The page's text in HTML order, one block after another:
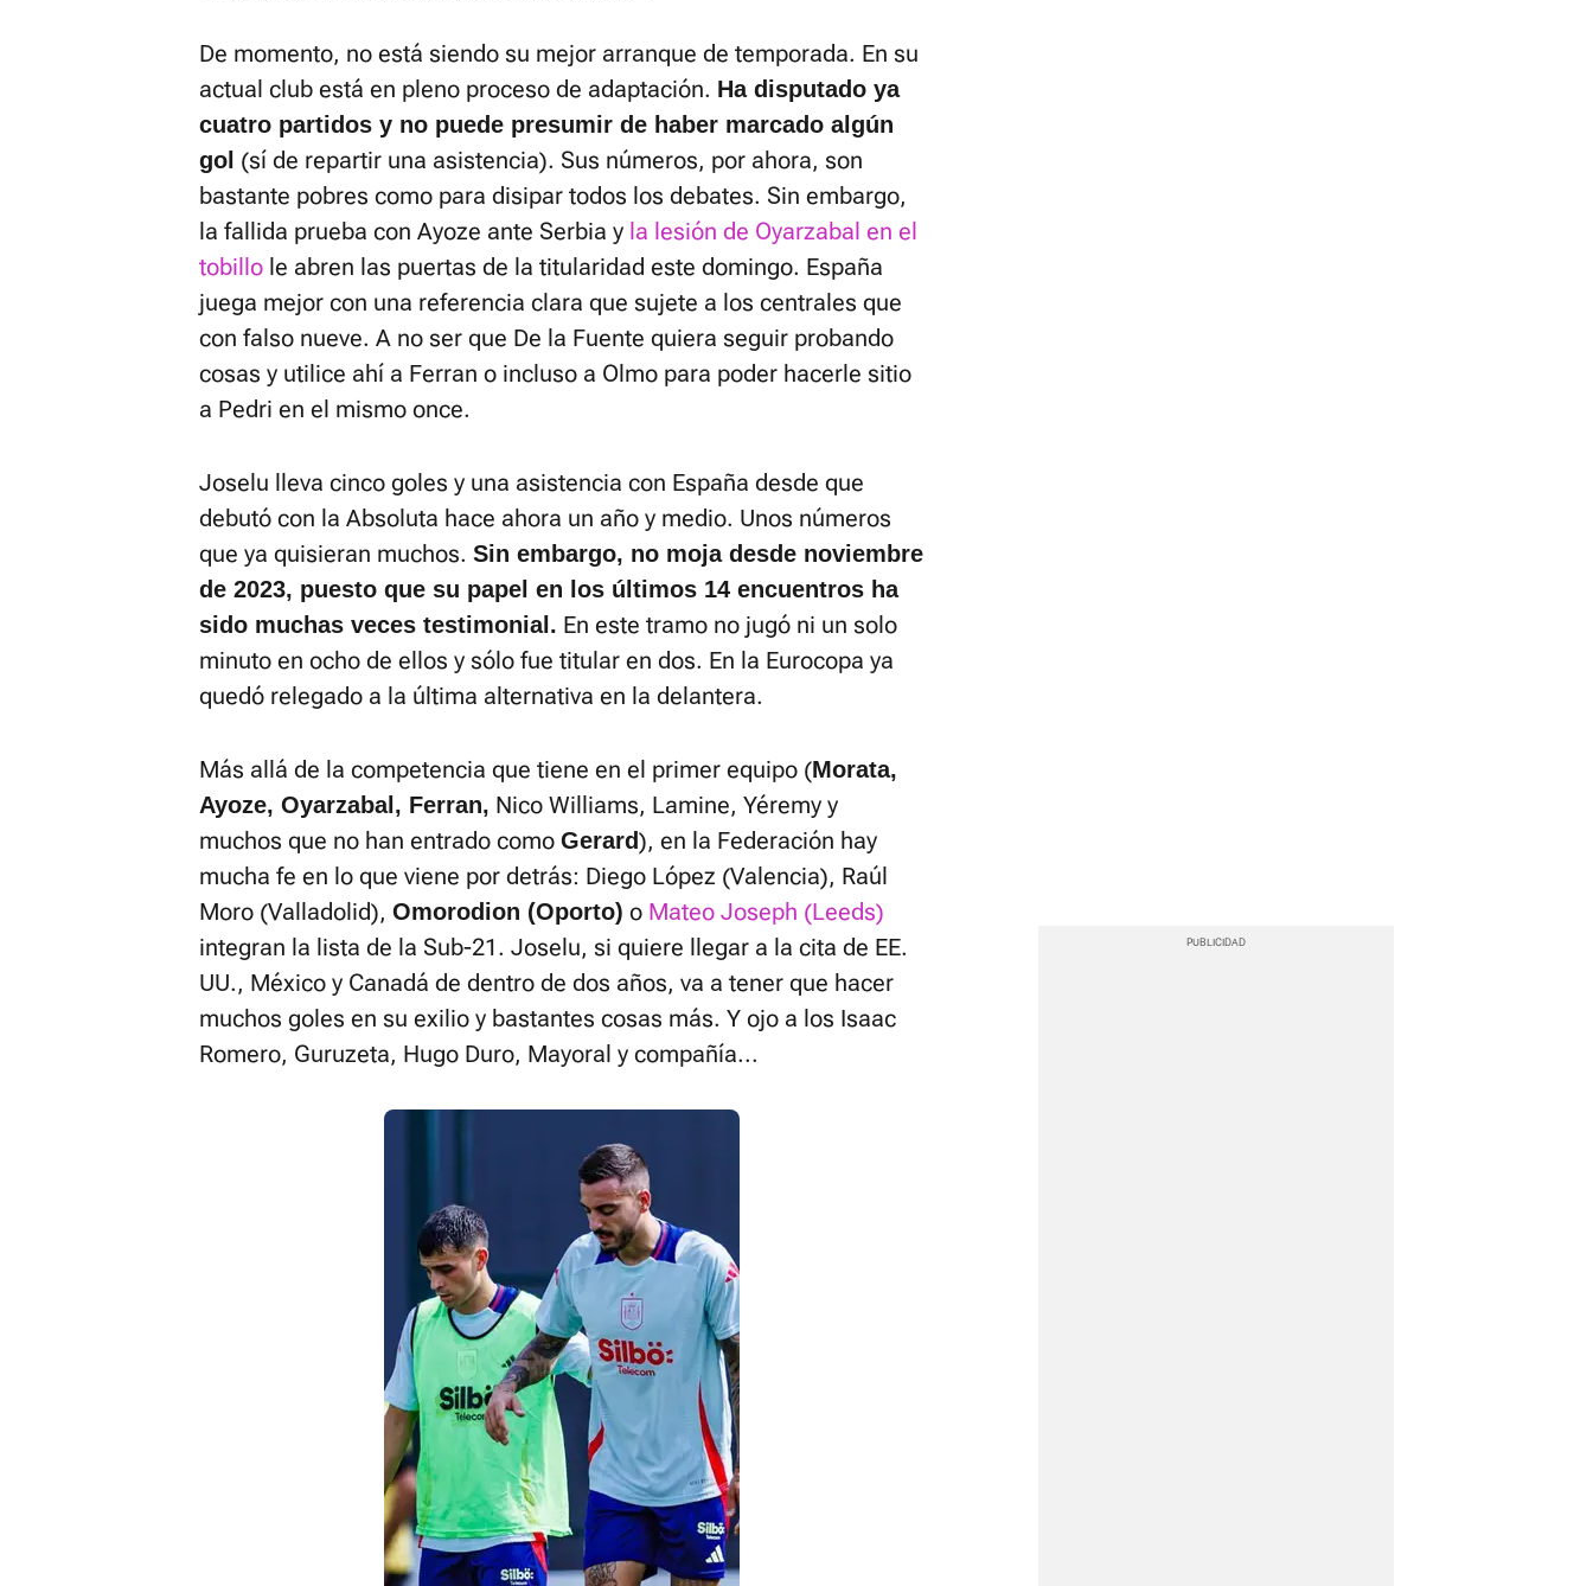
De momento, no está siendo su mejor arranque de temporada. En su
actual club está en pleno proceso de adaptación. Ha disputado ya
cuatro partidos y no puede presumir de haber marcado algún
gol (sí de repartir una asistencia). Sus números, por ahora, son
bastante pobres como para disipar todos los debates. Sin embargo,
la fallida prueba con Ayoze ante Serbia y la lesión de Oyarzabal en el
tobillo le abren las puertas de la titularidad este domingo. España
juega mejor con una referencia clara que sujete a los centrales que
con falso nueve. A no ser que De la Fuente quiera seguir probando
cosas y utilice ahí a Ferran o incluso a Olmo para poder hacerle sitio
a Pedri en el mismo once.
Joselu lleva cinco goles y una asistencia con España desde que
debutó con la Absoluta hace ahora un año y medio. Unos números
que ya quisieran muchos. Sin embargo, no moja desde noviembre
de 2023, puesto que su papel en los últimos 14 encuentros ha
sido muchas veces testimonial. En este tramo no jugó ni un solo
minuto en ocho de ellos y sólo fue titular en dos. En la Eurocopa ya
quedó relegado a la última alternativa en la delantera.
Más allá de la competencia que tiene en el primer equipo (Morata,
Ayoze, Oyarzabal, Ferran, Nico Williams, Lamine, Yéremy y
muchos que no han entrado como Gerard), en la Federación hay
mucha fe en lo que viene por detrás: Diego López (Valencia), Raúl
Moro (Valladolid), Omorodion (Oporto) o Mateo Joseph (Leeds)
integran la lista de la Sub-21. Joselu, si quiere llegar a la cita de EE.
UU., México y Canadá de dentro de dos años, va a tener que hacer
muchos goles en su exilio y bastantes cosas más. Y ojo a los Isaac
Romero, Guruzeta, Hugo Duro, Mayoral y compañía...